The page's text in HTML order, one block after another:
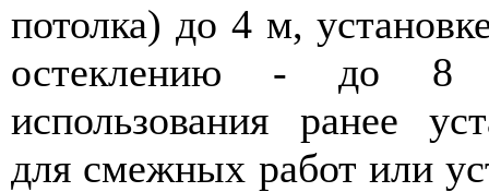
потолка) до 4 м,
остеклению - до 8
использования ранее
для смежных работ или